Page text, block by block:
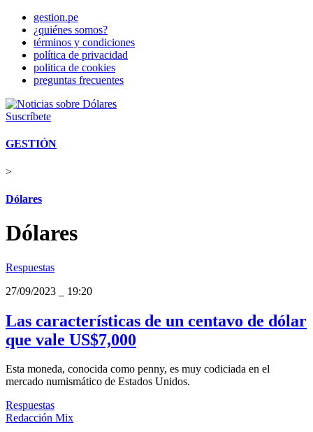
gestion.pe
¿quiénes somos?
términos y condiciones
política de privacidad
politica de cookies
preguntas frecuentes
Suscríbete
GESTIÓN
>
Dólares
Dólares
Respuestas
27/09/2023
19:20
Las características de un centavo de dólar
que vale US$7,000
Esta moneda, conocida como penny, es muy codiciada en el
mercado numismático de Estados Unidos.
Respuestas
Redacción Mix